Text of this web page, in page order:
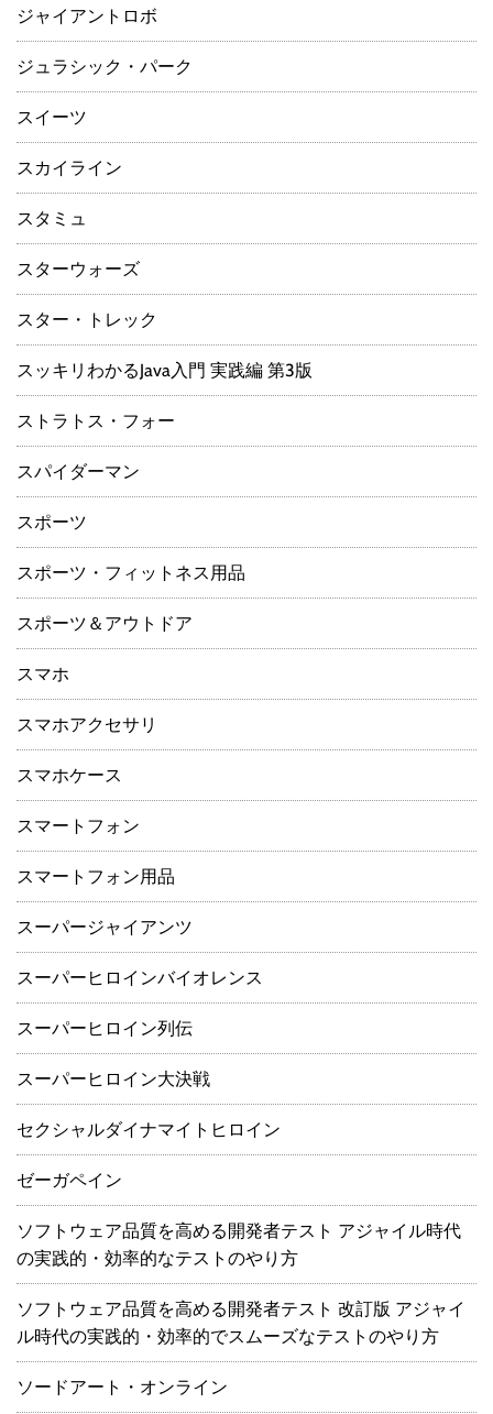
ジャイアントロボ
ジュラシック・パーク
スイーツ
スカイライン
スタミュ
スターウォーズ
スター・トレック
スッキリわかるJava入門 実践編 第3版
ストラトス・フォー
スパイダーマン
スポーツ
スポーツ・フィットネス用品
スポーツ＆アウトドア
スマホ
スマホアクセサリ
スマホケース
スマートフォン
スマートフォン用品
スーパージャイアンツ
スーパーヒロインバイオレンス
スーパーヒロイン列伝
スーパーヒロイン大決戦
セクシャルダイナマイトヒロイン
ゼーガペイン
ソフトウェア品質を高める開発者テスト アジャイル時代
の実践的・効率的なテストのやり方
ソフトウェア品質を高める開発者テスト 改訂版 アジャイ
ル時代の実践的・効率的でスムーズなテストのやり方
ソードアート・オンライン